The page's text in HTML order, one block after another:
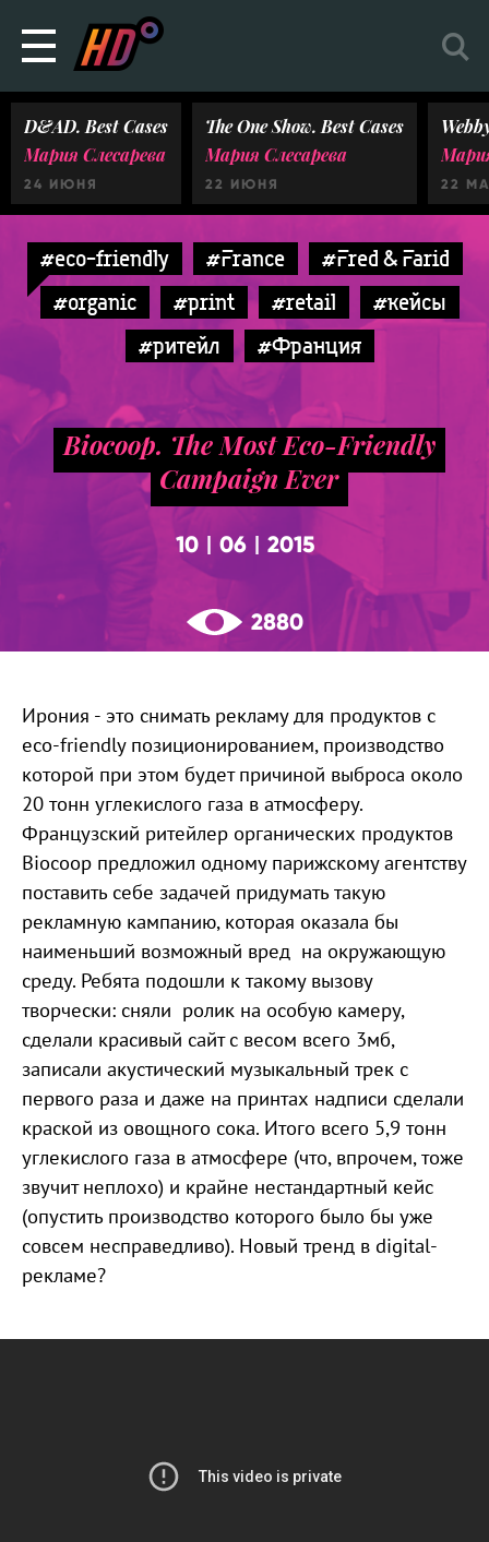
D&AD. Best Cases
Мария Слесарева
24 ИЮНЯ
The One Show. Best Cases
Мария Слесарева
22 ИЮНЯ 22
#eco-friendly #France
#Fred & Farid
#organic
#print #retail
#кейсы
#ритейл
#Франция
Biocoop. The Most Eco-Friendly
Campaign Ever
10 06 2015
2880
Ирония - это снимать рекламу для продуктов с
eco-friendly позиционированием, производство
которой при этом будет причиной выброса около
20 тонн углекислого газа в атмосферу.
Французский ритейлер органических продуктов
Biocoop предложил одному парижскому агентству
поставить себе задачей придумать такую
рекламную кампанию, которая оказала бы
наименьший возможный вред на окружающую
среду. Ребята подошли к такому вызову
творчески: сняли ролик на особую камеру,
сделали красивый сайт с весом всего 3мб,
записали акустический музыкальный трек с
первого раза и даже на принтах надписи сделали
краской из овощного сока. Итого всего 5,9 тонн
углекислого газа в атмосфере (что, впрочем, тоже
звучит неплохо) и крайне нестандартный кейс
(опустить производство которого было бы уже
совсем несправедливо). Новый тренд в digital-
рекламе?